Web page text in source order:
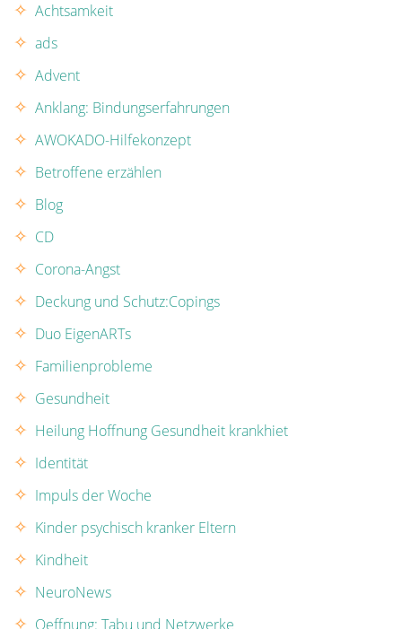
Achtsamkeit
ads
Advent
Anklang: Bindungserfahrungen
AWOKADO-Hilfekonzept
Betroffene erzählen
Blog
CD
Corona-Angst
Deckung und Schutz:Copings
Duo EigenARTs
Familienprobleme
Gesundheit
Heilung Hoffnung Gesundheit krankhiet
Identität
Impuls der Woche
Kinder psychisch kranker Eltern
Kindheit
NeuroNews
Oeffnung: Tabu und Netzwerke